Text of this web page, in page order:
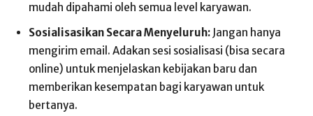
mudah dipahami oleh semua level karyawan.
Sosialisasikan Secara Menyeluruh: Jangan hanya
mengirim email. Adakan sesi sosialisasi (bisa secara
online) untuk menjelaskan kebijakan baru dan
memberikan kesempatan bagi karyawan untuk
bertanya.